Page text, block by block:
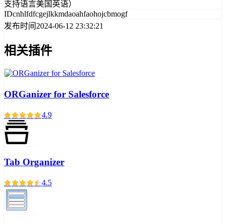
支持语言美国英语）
IDcnhlfdfcgejlkkmdaoahfaohojcbmogf
发布时间 2024-06-12 23:32:21
相关插件
ORGanizer for Salesforce
4.9
Tab Organizer
4.5